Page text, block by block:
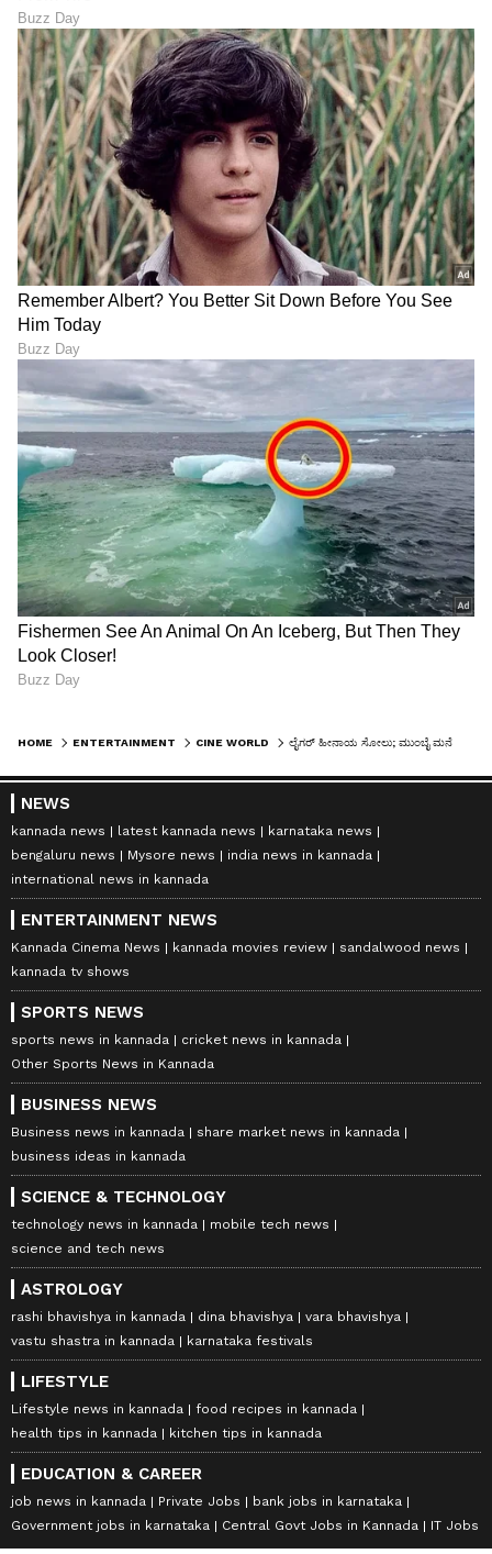
HOME ENTERTAINMENT CINE WORLD
NEWS
kannada news latest kannada news
karnataka news
bengaluru news
Mysore news
india news in kannada
international news in kannada
ENTERTAINMENT NEWS
Kannada Cinema News kannada movies review
sandalwood news
kannada tv shows
SPORTS NEWS
sports news in kannada
cricket news in kannada
Other Sports News in Kannada
BUSINESS NEWS
Business news in kannada
share market news in kannada
business ideas in kannada
SCIENCE & TECHNOLOGY
technology news in kannada
mobile tech news
science and tech news
ASTROLOGY
rashi bhavishya in kannada dina bhavishya
vara bhavishya
vastu shastra in kannada
karnataka festivals
LIFESTYLE
Lifestyle news in kannada
food recipes in kannada
health tips in kannada
kitchen tips in kannada
EDUCATION & CAREER
job news in kannada Private Jobs
bank jobs in karnataka
Government jobs in karnataka
Central Govt Jobs in Kannada IT Jobs